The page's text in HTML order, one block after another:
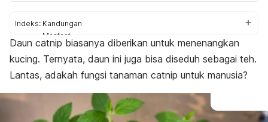
Indeks: Kandungan
Manfaat
Efek samping
Cara mengonsumsi
Interaksi dengan obat lain
Daun catnip biasanya diberikan untuk menenangkan
kucing. Ternyata, daun ini juga bisa diseduh sebagai teh.
Lantas, adakah fungsi tanaman catnip untuk manusia?